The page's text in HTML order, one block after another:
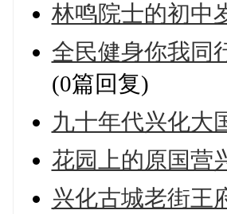
林鸣院士的初中
全民健身你我同
(0篇回复)
九十年代兴化大
花园上的原国营
兴化古城老街王